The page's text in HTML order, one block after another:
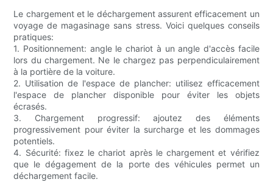
Le chargement et le déchargement assurent efficacement un
voyage de magasinage sans stress. Voici quelques conseils
pratiques:
1. Positionnement: angle le chariot à un angle d'accès facile
lors du chargement. Ne le chargez pas perpendiculairement
à la portière de la voiture.
2. Utilisation de l'espace de plancher: utilisez efficacement
l'espace de plancher disponible pour éviter les objets
écrasés.
3. Chargement progressif: ajoutez des éléments
progressivement pour éviter la surcharge et les dommages
potentiels.
4. Sécurité: fixez le chariot après le chargement et vérifiez
que le dégagement de la porte des véhicules permet un
déchargement facile.